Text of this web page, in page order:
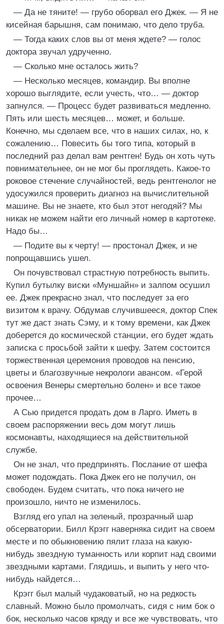
— Да не тяните! — грубо оборвал его Джек. — Я не
кисейная барышня, сам понимаю, что дело труба.
— Тогда каких слов вы от меня ждете? — голос
доктора звучал удрученно.
— Сколько мне осталось жить?
— Несколько месяцев, командир. Вы вполне
хорошо выглядите, если учесть, что… — доктор
запнулся. — Процесс будет развиваться медленно.
Пять или шесть месяцев… может, и больше.
Конечно, мы сделаем все, что в наших силах, но, к
сожалению… Повесить бы того типа, который в
последний раз делал вам рентген! Будь он хоть чуть
повнимательнее, он не мог бы проглядеть. Какое-то
роковое стечение случайностей, ведь рентгенолог не
удосужился проверить диагноз на вычислительной
машине. Вы не знаете, кто был этот негодяй? Мы
никак не можем найти его личный номер в картотеке.
Надо бы…
— Подите вы к черту! — простонал Джек, и не
попрощавшись ушел.
Он почувствовал страстную потребность выпить.
Купил бутылку виски «Муншайн» и залпом осушил
ее. Джек прекрасно знал, что последует за его
визитом к врачу. Обдумав случившееся, доктор Спек
тут же даст знать Сэму, и к тому времени, как Джек
доберется до космической станции, его будет ждать
записка с просьбой зайти к шефу. Затем состоится
торжественная церемония проводов на пенсию,
цветы и благозвучные некрологи авансом. «Герой
освоения Венеры смертельно болен» и все такое
прочее…
А Сью придется продать дом в Ларго. Иметь в
своем распоряжении весь дом могут лишь
космонавты, находящиеся на действительной
службе.
Он не знал, что предпринять. Послание от шефа
может подождать. Пока Джек его не получил, он
свободен. Будем считать, что пока ничего не
произошло, ничто не изменилось.
Взгляд его упал на зеленый, прозрачный шар
обсерватории. Билл Крэгг наверняка сидит на своем
месте и по обыкновению пялит глаза на какую-
нибудь звездную туманность или корпит над своими
звездными картами. Глядишь, и выпить у него что-
нибудь найдется…
Крэгг был малый чудаковатый, но на редкость
славный. Можно было промолчать, сидя с ним бок о
бок, несколько часов кряду и все же чувствовать, что